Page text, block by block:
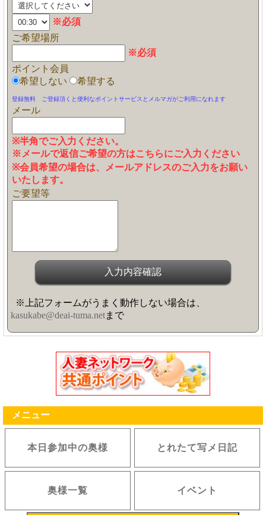
※必須
ご希望場所
※必須
ポイント会員
希望しない
希望する
登録無料 ご登録頂くと便利なポイントサービスとメルマガがご利用になれます
メール
※半角でご入力ください。
※メールで返信ご希望の方はこちらにご入力ください
※会員希望の場合は、メールアドレスのご入力をお願い
いたします。
ご要望等
※上記フォームがうまく動作しない場合は、
kasukabe@deai-tuma.netまで
メニュー
本日参加中の奥様 とれたて写メ日記
奥様一覧 イベント